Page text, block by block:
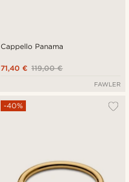
Cappello Panama
119,00 €
71,40 €
FAWLER
-40%